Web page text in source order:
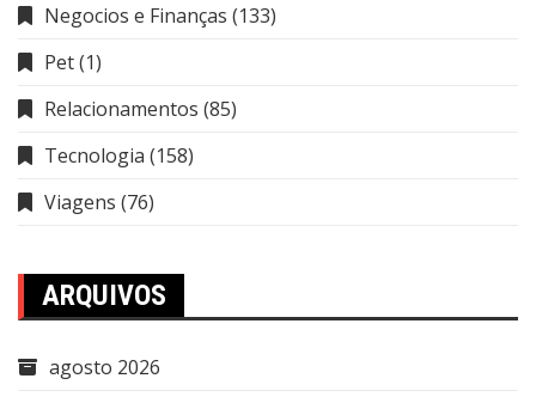
Negocios e Finanças (133)
Pet(1)
Relacionamentos (85)
Tecnologia (158)
Viagens (76)
ARQUIVOS
agosto 2026